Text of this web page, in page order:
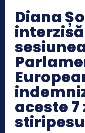
Diana
aceste 7